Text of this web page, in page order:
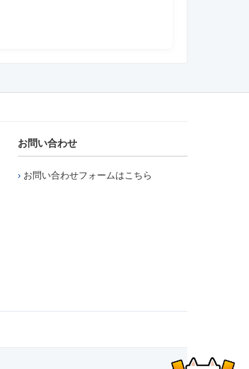
お問い合わせ
お問い合わせフォームはこちら